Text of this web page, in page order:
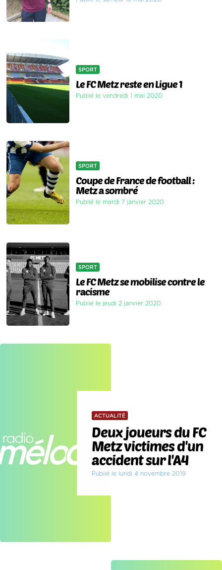
SPORT
Le FC Metz reste en Ligue 1
Publié le vendredi 1 mai 2020
SPORT
Coupe de France de football :
Metz a sombré
Publié le mardi 7 janvier 2020
SPORT
Le FC Metz se mobilise contre le
racisme
Publié le jeudi 2 janvier 2020
ACTUALITÉ
Deux joueurs du FC
Metz victimes d'un
accident sur l'A4
Publié le lundi 4 novembre 2019